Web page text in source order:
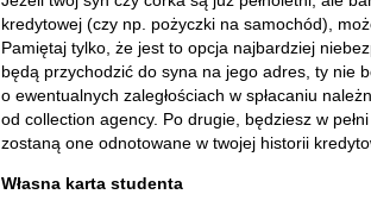
kredytowej (czy np. pożyczki na samochód),
Pamiętaj tylko, że jest to opcja najbardziej
będą przychodzić do syna na jego adres, ty nie
o ewentualnych zaległościach w spłacaniu
od collection agency. Po drugie, będziesz w
zostaną one odnotowane w twojej historii
Własna karta studenta